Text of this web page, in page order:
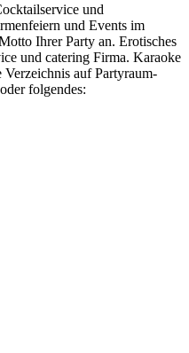
und
und Events im
Ihrer Party an. Erotisches
und catering Firma. Karaoke
auf Partyraum-
folgendes: